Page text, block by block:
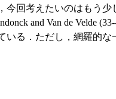
今回考えたいのはもう
and Van de Velde
いる．ただし，網羅的な